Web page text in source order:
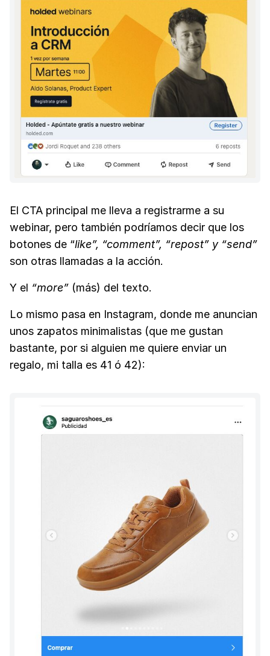
El CTA principal me lleva a registrarme a su
webinar, pero también podríamos decir que los
botones de “like”, “comment”, “repost” y “send”
son otras llamadas a la acción.
Y el “more” (más) del texto.
Lo mismo pasa en Instagram, donde me anuncian
unos zapatos minimalistas (que me gustan
bastante, por si alguien me quiere enviar un
regalo, mi talla es 41 ó 42):